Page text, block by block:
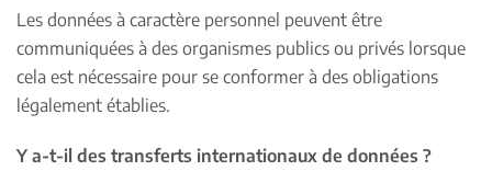
Les données à caractère personnel peuvent être
communiquées à des organismes publics ou privés lorsque
cela est nécessaire pour se conformer à des obligations
légalement établies.
Y a-t-il des transferts internationaux de données ?